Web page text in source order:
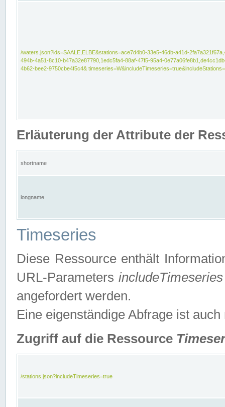
/waters.json?ids=SAALE,ELBE&stations=ace7d4b0-33e5-46db-a41d-
494b-4a51-8c10-b47a32e87790,1edc5fa4-88af-47f5-95a4-
4b62-bee2-9750cbe4f5c4&
Erläuterung der Attribute der
shortname
longname
Timeseries
Diese Ressource enthält
URL-ParametersincludeTimeseries
angefordert werden.
Eine eigenständige Abfrage ist auch
Zugriff auf die Ressource
/stations.json?includeTimeseries=true